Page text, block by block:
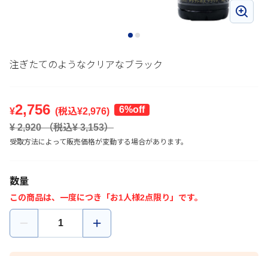
注ぎたてのようなクリアなブラック
¥2,756 (税込¥2,976)
6%off
¥ 2,920（税込¥3,153）
受取方法によって販売価格が変動する場合があります。
数量
この商品は、一度につき「お1人様2点限り」です。